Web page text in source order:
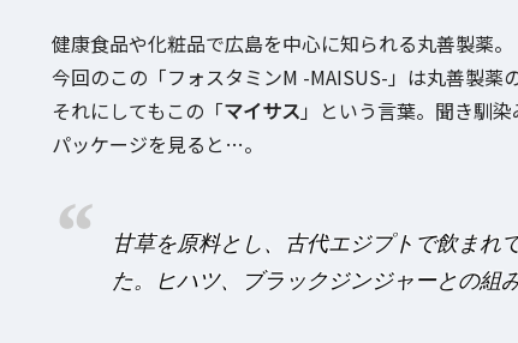
健康食品や化粧品で広島を中心に知られる丸善製薬。
今回のこの「フォスタミンM -MAISUS-」は丸善製薬
それにしてもこの「マイサス 」という言葉。聞き馴染
パッケージを見ると…。
甘草を原料とし、古代エジプトで飲まれ
た。ヒハツ、ブラックジンジャーとの組